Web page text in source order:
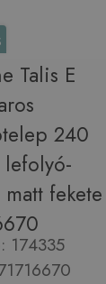
Talis E
240
lefolyó-
fekete
174335